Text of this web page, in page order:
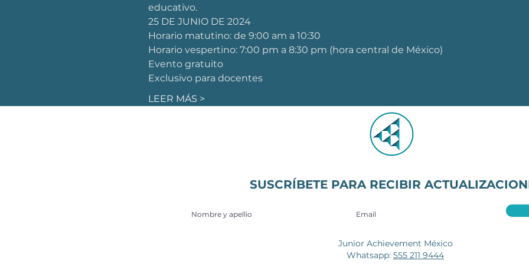
educativo.
25 DE JUNIO DE 2024
Horario matutino: de 9:00 am a 10:30
Horario vespertino: 7:00 pm a 8:30 pm (hora central de México)
Evento gratuito
Exclusivo para docentes
LEER MÁS >
SUSCRÍBETE PARA RECIBIR
Junior Achievement México
Whatsapp: 555 211 9444